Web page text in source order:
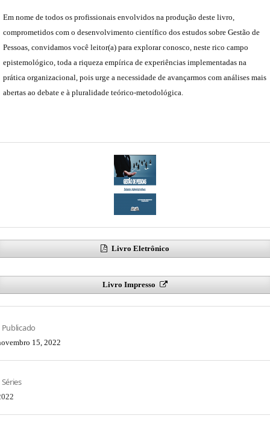
Em nome de todos os profissionais envolvidos na produção deste livro,
comprometidos com o desenvolvimento científico dos estudos sobre Gestão de
Pessoas, convidamos você leitor(a) para explorar conosco, neste rico campo
epistemológico, toda a riqueza empírica de experiências implementadas na
prática organizacional, pois urge a necessidade de avançarmos com análises mais
abertas ao debate e à pluralidade teórico-metodológica.
Livro Eletrônico
Livro Impresso
Publicado
15, 2022
Séries